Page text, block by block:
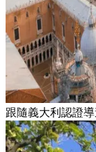
跟隨義大利認證